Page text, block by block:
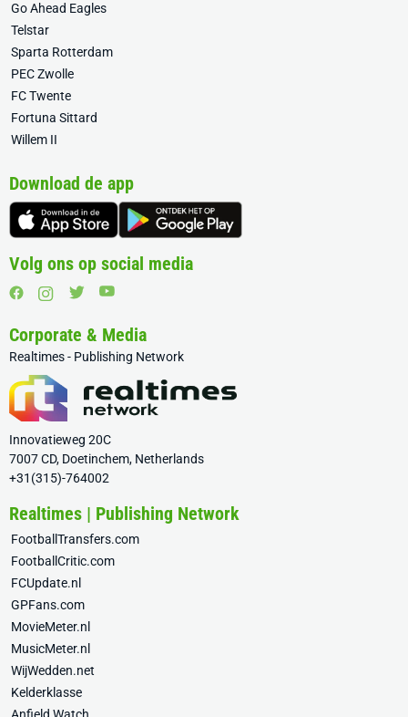
Go Ahead Eagles
Telstar
Sparta Rotterdam
PEC Zwolle
FC Twente
Fortuna Sittard
Willem II
Download de app
Volg ons op social media
Corporate & Media
Realtimes - Publishing Network
Innovatieweg 20C
7007 CD, Doetinchem, Netherlands
+31(315)-764002
Realtimes | Publishing Network
FootballTransfers.com
FootballCritic.com
FCUpdate.nl
GPFans.com
MovieMeter.nl
MusicMeter.nl
WijWedden.net
Kelderklasse